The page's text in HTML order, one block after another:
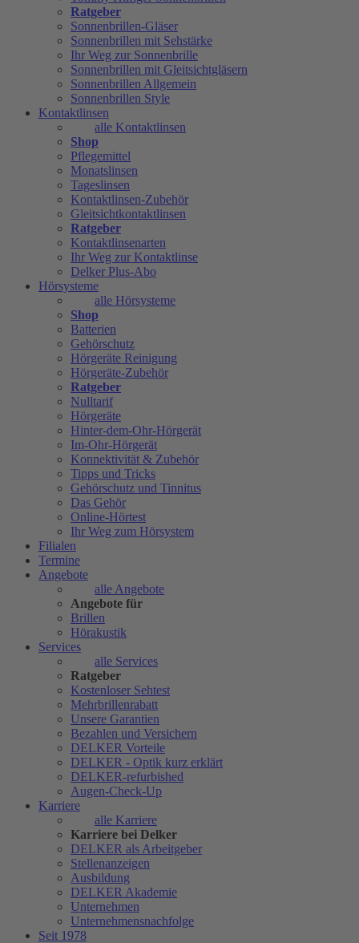
Ratgeber
Sonnenbrillen-Gläser
Sonnenbrillen mit Sehstärke
Ihr Weg zur Sonnenbrille
Sonnenbrillen mit Gleitsichtgläsern
Sonnenbrillen Allgemein
Sonnenbrillen Style
Kontaktlinsen
alle Kontaktlinsen
Shop
Pflegemittel
Monatslinsen
Tageslinsen
Kontaktlinsen-Zubehör
Gleitsichtkontaktlinsen
Ratgeber
Kontaktlinsenarten
Ihr Weg zur Kontaktlinse
Delker Plus-Abo
Hörsysteme
alle Hörsysteme
Shop
Batterien
Gehörschutz
Hörgeräte Reinigung
Hörgeräte-Zubehör
Ratgeber
Nulltarif
Hörgeräte
Hinter-dem-Ohr-Hörgerät
Im-Ohr-Hörgerät
Konnektivität & Zubehör
Tipps und Tricks
Gehörschutz und Tinnitus
Das Gehör
Online-Hörtest
Ihr Weg zum Hörsystem
Filialen
Termine
Angebote
alle Angebote
Angebote für
Brillen
Hörakustik
Services
alle Services
Ratgeber
Kostenloser Sehtest
Mehrbrillenrabatt
Unsere Garantien
Bezahlen und Versichern
DELKER Vorteile
DELKER - Optik kurz erklärt
DELKER-refurbished
Augen-Check-Up
Karriere
alle Karriere
Karriere bei Delker
DELKER als Arbeitgeber
Stellenanzeigen
Ausbildung
DELKER Akademie
Unternehmen
Unternehmensnachfolge
Seit 1978